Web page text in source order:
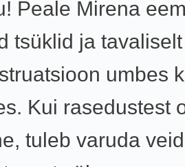
Peale Mirena
tsüklid ja
umbes
Kui rasedustest
tuleb varuda